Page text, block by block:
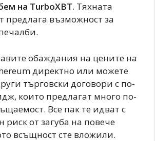
на TurboXBT. Тяхната
предлага възможност за
обаждания на цените на
директно или можете
търговски договори с по-
които предлагат много по-
Все пак те идват с
риск от загуба на повече
всъщност сте вложили.